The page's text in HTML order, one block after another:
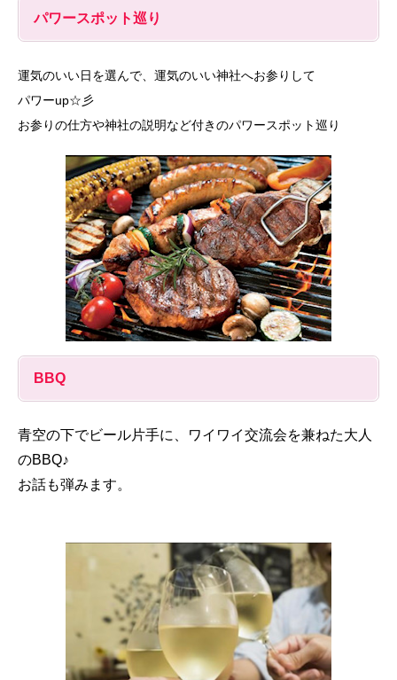
パワースポット巡り
運気のいい日を選んで、運気のいい神社へお参りして
パワーup☆彡
お参りの仕方や神社の説明など付きのパワースポット巡り
BBQ
青空の下でビール片手に、ワイワイ交流会を兼ねた大人
のBBQ♪
お話も弾みます。